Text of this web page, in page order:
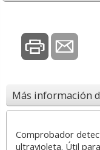
Más información
Comprobador
ultravioleta. Útil